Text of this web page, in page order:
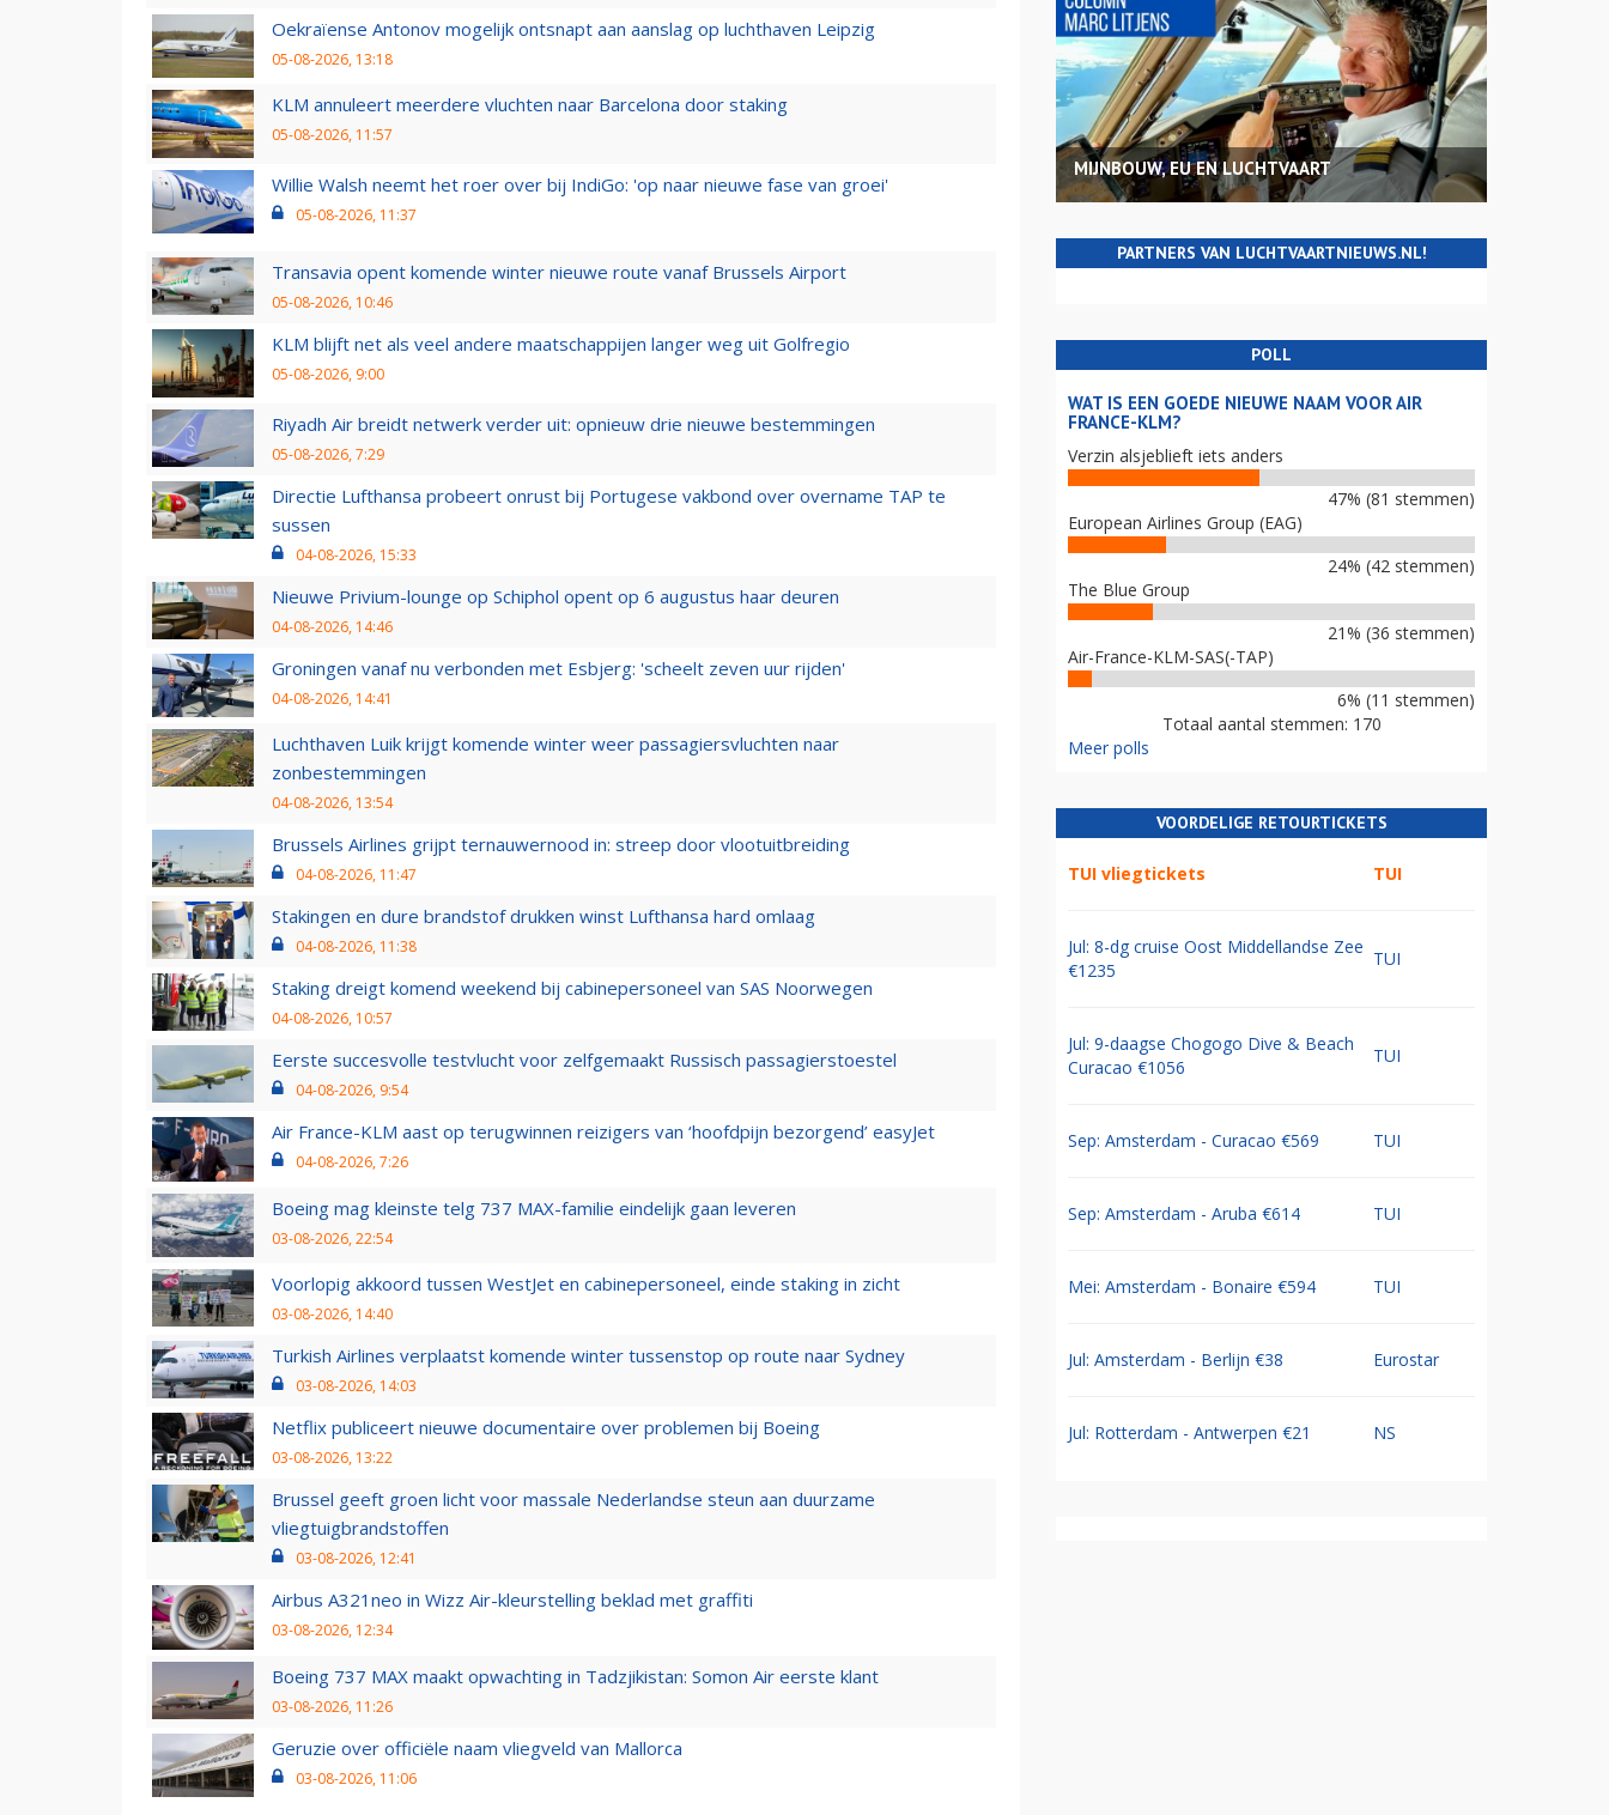
Oekraïense Antonov mogelijk ontsnapt aan aanslag op luchthaven Leipzig
05-08-2026, 13:18
KLM annuleert meerdere vluchten naar Barcelona door staking
05-08-2026, 11:57
Willie Walsh neemt het roer over bij IndiGo: 'op naar nieuwe fase van groei'
05-08-2026, 11:37
Transavia opent komende winter nieuwe route vanaf Brussels Airport
05-08-2026, 10:46
KLM blijft net als veel andere maatschappijen langer weg uit Golfregio
05-08-2026, 9:00
Riyadh Air breidt netwerk verder uit: opnieuw drie nieuwe bestemmingen
05-08-2026, 7:29
Directie Lufthansa probeert onrust bij Portugese vakbond over overname TAP te
sussen
04-08-2026, 15:33
Nieuwe Privium-lounge op Schiphol opent op 6 augustus haar deuren
04-08-2026, 14:46
Groningen vanaf nu verbonden met Esbjerg: 'scheelt zeven uur rijden'
04-08-2026, 14:41
Luchthaven Luik krijgt komende winter weer passagiersvluchten naar
zonbestemmingen
04-08-2026, 13:54
Brussels Airlines grijpt ternauwernood in: streep door vlootuitbreiding
04-08-2026, 11:47
Stakingen en dure brandstof drukken winst Lufthansa hard omlaag
04-08-2026, 11:38
Staking dreigt komend weekend bij cabinepersoneel van SAS Noorwegen
04-08-2026, 10:57
Eerste succesvolle testvlucht voor zelfgemaakt Russisch passagierstoestel
04-08-2026, 9:54
Air France-KLM aast op terugwinnen reizigers van ‘hoofdpijn bezorgend’ easyJet
04-08-2026, 7:26
Boeing mag kleinste telg 737 MAX-familie eindelijk gaan leveren
03-08-2026, 22:54
Voorlopig akkoord tussen WestJet en cabinepersoneel, einde staking in zicht
03-08-2026, 14:40
Turkish Airlines verplaatst komende winter tussenstop op route naar Sydney
03-08-2026, 14:03
Netflix publiceert nieuwe documentaire over problemen bij Boeing
03-08-2026, 13:22
Brussel geeft groen licht voor massale Nederlandse steun aan duurzame
vliegtuigbrandstoffen
03-08-2026, 12:41
Airbus A321neo in Wizz Air-kleurstelling beklad met graffiti
03-08-2026, 12:34
Boeing 737 MAX maakt opwachting in Tadzjikistan: Somon Air eerste klant
03-08-2026, 11:26
Geruzie over officiële naam vliegveld van Mallorca
03-08-2026, 11:06
MIJNBOUW, EU EN LUCHTVAART
PARTNERS VAN LUCHTVAARTNIEUWS.NL!
POLL
WAT IS EEN GOEDE NIEUWE NAAM VOOR AIR
FRANCE-KLM?
Verzin alsjeblieft iets anders
47% (81 stemmen)
European Airlines Group (EAG)
24% (42 stemmen)
The Blue Group
21% (36 stemmen)
Air-France-KLM-SAS(-TAP)
6% (11 stemmen)
Totaal aantal stemmen: 170
Meer polls
VOORDELIGE RETOURTICKETS
TUI vliegtickets TUI
Jul: 8-dg cruise Oost Middellandse Zee
€1235
TUI
Jul: 9-daagse Chogogo Dive & Beach
Curacao €1056
TUI
Sep: Amsterdam - Curacao €569 TUI
Sep: Amsterdam - Aruba €614 TUI
Mei: Amsterdam - Bonaire €594 TUI
Jul: Amsterdam - Berlijn €38 Eurostar
Jul: Rotterdam - Antwerpen €21 NS